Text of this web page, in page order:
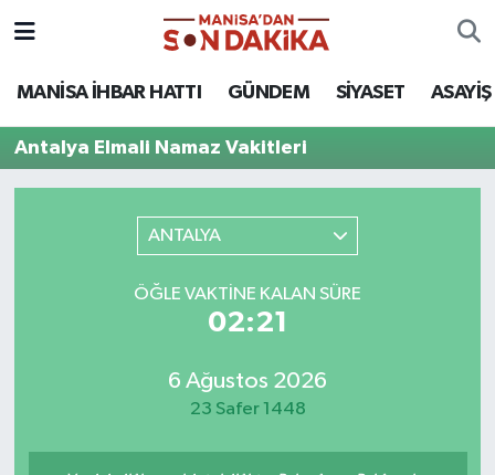
MANİSA İHBAR HATTI GÜNDEM SİYASET ASAYİŞ
Antalya Elmali Namaz Vakitleri
ANTALYA
ÖĞLE VAKTINE KALAN SÜRE
02:21
6 Ağustos 2026
23 Safer 1448
ASAYİŞ
GÜNDEM
MAGAZİN
MANİSA'DA TRAFİK
Hava Durumu
Trafik Durumu
Tüm Manşetler
Son Dakika Haberleri